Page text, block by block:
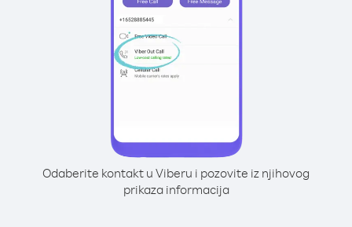
Odaberite kontakt u Viberu i pozovite iz njihovog
prikaza informacija